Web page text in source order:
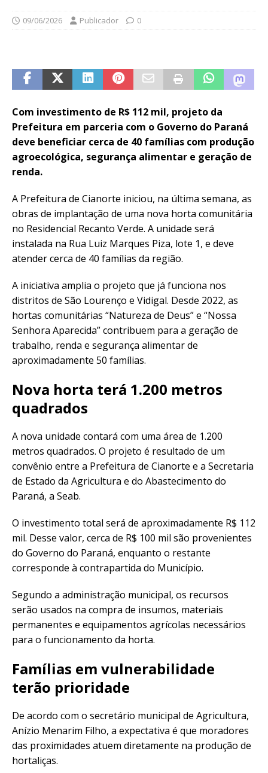
09/06/2026 Publicador 0
Com investimento de R$ 112 mil, projeto da
Prefeitura em parceria com o Governo do Paraná
deve beneficiar cerca de 40 famílias com produção
agroecológica, segurança alimentar e geração de
renda.
A Prefeitura de Cianorte iniciou, na última semana, as
obras de implantação de uma nova horta comunitária
no Residencial Recanto Verde. A unidade será
instalada na Rua Luiz Marques Piza, lote 1, e deve
atender cerca de 40 famílias da região.
A iniciativa amplia o projeto que já funciona nos
distritos de São Lourenço e Vidigal. Desde 2022, as
hortas comunitárias “Natureza de Deus” e “Nossa
Senhora Aparecida” contribuem para a geração de
trabalho, renda e segurança alimentar de
aproximadamente 50 famílias.
Nova horta terá 1.200 metros
quadrados
A nova unidade contará com uma área de 1.200
metros quadrados. O projeto é resultado de um
convênio entre a Prefeitura de Cianorte e a Secretaria
de Estado da Agricultura e do Abastecimento do
Paraná, a Seab.
O investimento total será de aproximadamente R$ 112
mil. Desse valor, cerca de R$ 100 mil são provenientes
do Governo do Paraná, enquanto o restante
corresponde à contrapartida do Município.
Segundo a administração municipal, os recursos
serão usados na compra de insumos, materiais
permanentes e equipamentos agrícolas necessários
para o funcionamento da horta.
Famílias em vulnerabilidade
terão prioridade
De acordo com o secretário municipal de Agricultura,
Anízio Menarim Filho, a expectativa é que moradores
das proximidades atuem diretamente na produção de
hortaliças.